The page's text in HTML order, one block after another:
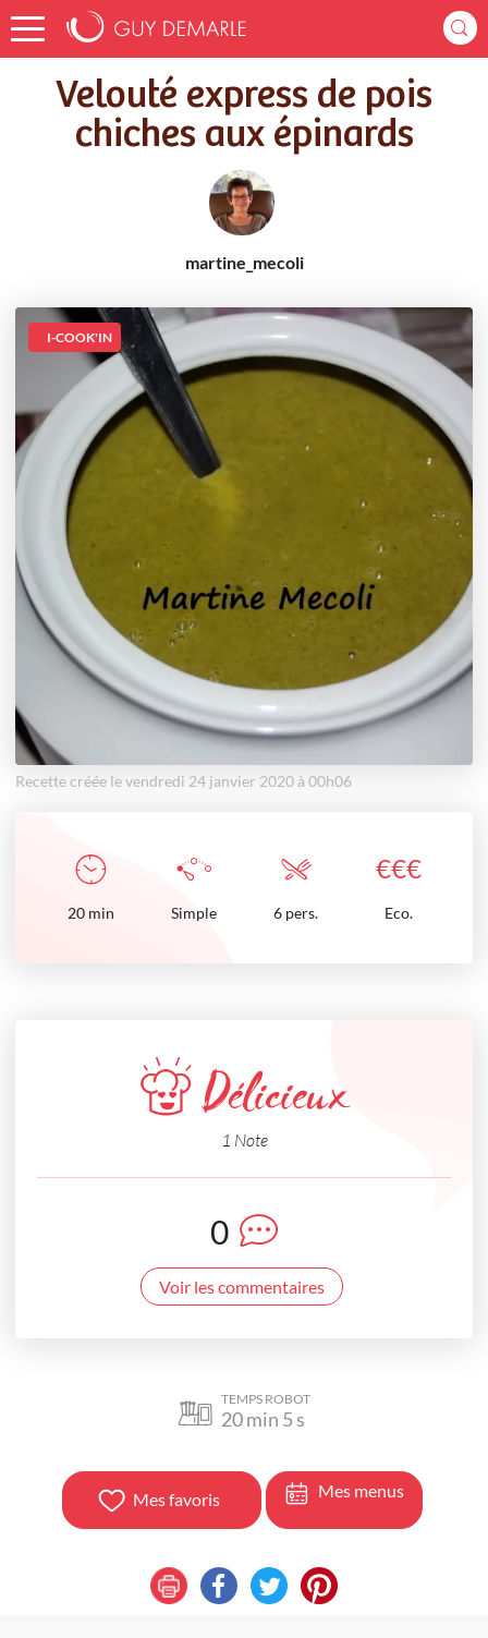
Accueil
Recettes
Velouté express de pois chiches aux épinards
Velouté express de pois
chiches aux épinards
martine_mecoli
I-COOK'IN
Recette créée le vendredi 24 janvier 2020 à 00h06
€€€
20 min Simple 6 pers. Eco.
Délicieux
1 Note
0
Voir les commentaires
TEMPS ROBOT
20min 5 s
Mes favoris Mes menus